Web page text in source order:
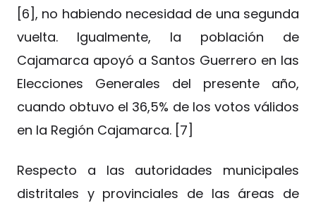
[6], no habiendo necesidad de una segunda
vuelta. Igualmente, la población de
Cajamarca apoyó a Santos Guerrero en las
Elecciones Generales del presente año,
cuando obtuvo el 36,5% de los votos válidos
en la Región Cajamarca. [7]
Respecto a las autoridades municipales
distritales y provinciales de las áreas de